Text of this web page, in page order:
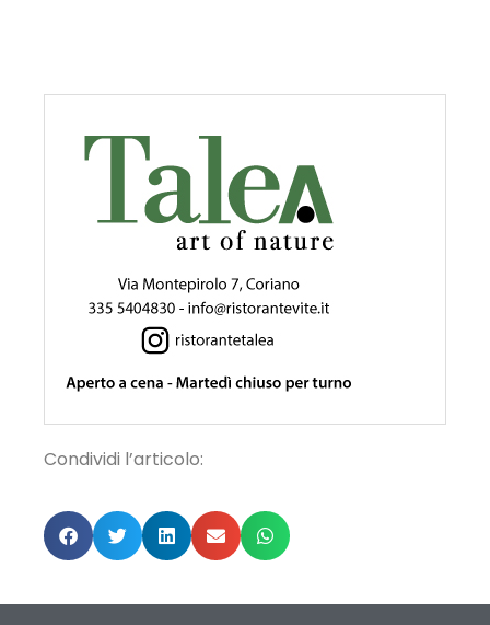
Condividi l’articolo: